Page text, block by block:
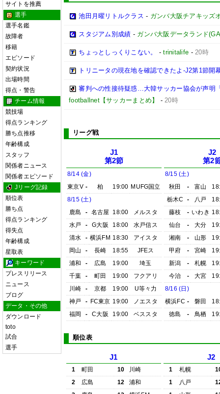
サイトを推薦
選手
選手名鑑
故障者
移籍
エピソード
契約状況
出場時間
得点・警告
チーム情報
競技場
得点ランキング
勝ち点推移
年齢構成
スタッフ
関係者ニュース
関係者エピソード
Jリーグ記録
順位表
勝ち点
得点ランキング
得失点
年齢構成
星取表
キーワード
プレスリリース
ニュース
ブログ
データ・その他
ダウンロード
toto
試合
選手
池田月曜リトルクラス - ガンバ大阪チアキッズ
スタジアム別成績 - ガンバ大阪データランド
ちょっとしっくりこない。 -trinitalife -20時
トリニータの現在地を確認できたよ-J2第1節開
審判への性接待疑惑…大韓サッカー協会が声明
footballnet【サッカーまとめ】
-20時
リーグ戦
J1
第2節
8/14 (金)
東京V - 柏 19:00 MUFG国立
8/15 (土)
鹿島
- 名古屋 18:00
メルスタ
水戸
- G大阪 18:00
水戸信ス
清水
- 横浜FM 18:30
アイスタ
岡山
- 長崎 18:55
JFEス
浦和
- 広島 19:00
埼玉
千葉
- 町田 19:00
フクアリ
川崎
- 京都 19:00
U等々力
神戸
- FC東京 19:00
ノエスタ
福岡
- C大阪 19:00 ベススタ
J2
第2
8/15 (土)
秋田
- 富山
栃木C
- 八戸
藤枝
- いわき
仙台
- 大分
湘南
- 山形
甲府
- 宮崎
新潟
- 札幌
今治
- 大宮
8/16 (日)
横浜FC - 磐田
徳島
- 鳥栖
順位表
J1
1 町田 10
川崎
2
広島 12
浦和
J2
1 札幌
1
八戸